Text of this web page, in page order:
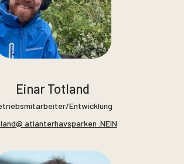
Einar Totland
Entwicklung
atlanterhavsparken .NEIN